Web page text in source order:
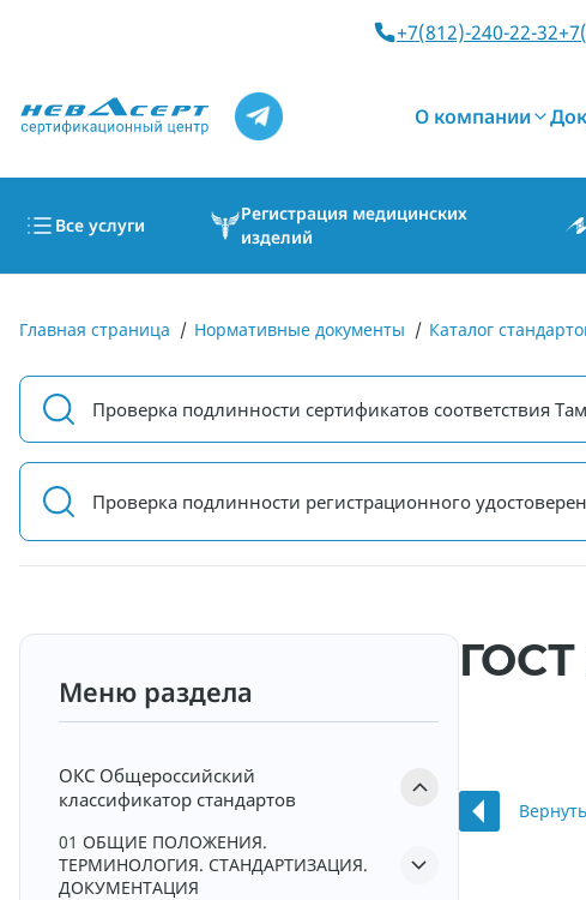
+7(812)-240-22-32
О компании
Все услуги
Регистрация медицинских
изделий
Главная страница / Нормативные документы / Каталог
Проверка подлинности сертификатов соответствия
Проверка подлинности регистрационного
Меню раздела
ОКС Общероссийский
классификатор стандартов
01 ОБЩИЕ ПОЛОЖЕНИЯ.
ТЕРМИНОЛОГИЯ. СТАНДАРТИЗАЦИЯ.
ДОКУМЕНТАЦИЯ
ГОСТ